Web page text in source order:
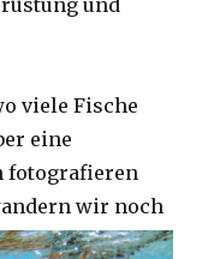
und
viele Fische
eine
fotografieren
wir noch